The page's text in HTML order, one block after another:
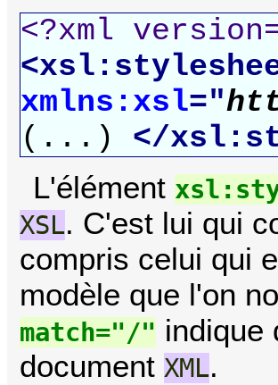
<?xml
xmlns:xsl="
(...) </
L'élément
XSL. C'est lui qui
compris celui qui
modèle que l'on
match="/" indique
document XML.